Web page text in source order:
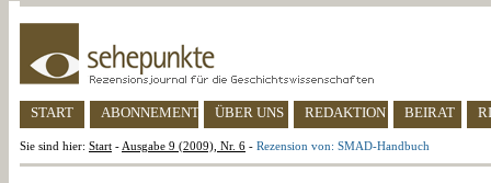
START ABONNEMENT ÜBER UNS REDAKTION BEIRAT
Sie sind hier: Start - Ausgabe 9 (2009), Nr. 6 - Rezension von: SMAD-Handbuch